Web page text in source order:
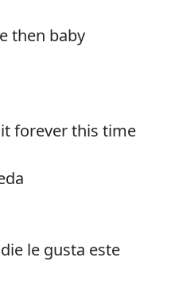
then baby
forever this time
le gusta este